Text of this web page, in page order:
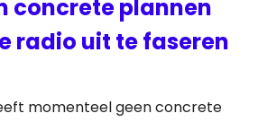
concrete plannen
radio uit te faseren
momenteel geen concrete